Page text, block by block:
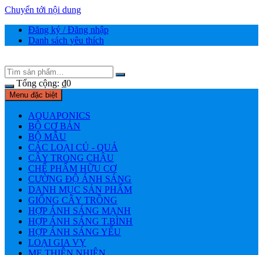
Chuyển tới nội dung
Đăng ký / Đăng nhập
Danh sách yêu thích
Tổng cộng: ₫0
Menu đặc biệt
AQUAPONICS
BỘ CƠ BẢN
BỘ MẪU
CÁC LOẠI CỦ - QUẢ
CÂY TRONG CHẬU
CHẾ PHẨM HỮU CƠ
CƯỜNG ĐỘ ÁNH SÁNG
DANH MỤC SẢN PHẨM
GIỐNG CÂY TRỒNG
HỢP ÁNH SÁNG MẠNH
HỢP ÁNH SÁNG T.BÌNH
HỢP ÁNH SÁNG YẾU
LOẠI GIA VỴ
MẸ THIÊN NHIÊN